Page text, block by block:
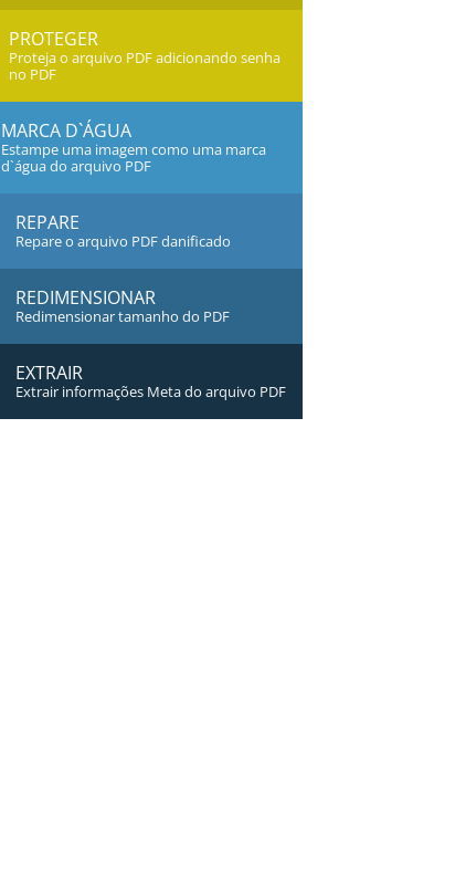
PROTEGER
Proteja o arquivo PDF adicionando senha
no PDF
MARCA D`ÁGUA
Estampe uma imagem como uma marca
d`água do arquivo PDF
REPARE
Repare o arquivo PDF danificado
REDIMENSIONAR
Redimensionar tamanho do PDF
EXTRAIR
Extrair informações Meta do arquivo PDF